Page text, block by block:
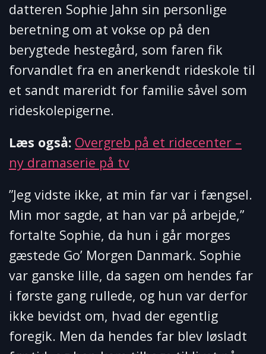
datteren Sophie Jahn sin personlige
beretning om at vokse op på den
berygtede hestegård, som faren fik
forvandlet fra en anerkendt rideskole til
et sandt mareridt for familie såvel som
rideskolepigerne.
Læs også: Overgreb på et ridecenter –
ny dramaserie på tv
”Jeg vidste ikke, at min far var i fængsel.
Min mor sagde, at han var på arbejde,”
fortalte Sophie, da hun i går morges
gæstede Go’ Morgen Danmark. Sophie
var ganske lille, da sagen om hendes far
i første gang rullede, og hun var derfor
ikke bevidst om, hvad der egentlig
foregik. Men da hendes far blev løsladt